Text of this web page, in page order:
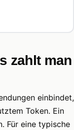
zahlt man
einbindet,
Token. Ein
Für eine typische